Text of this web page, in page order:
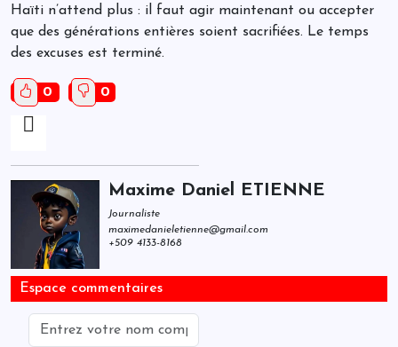
Haïti n’attend plus : il faut agir maintenant ou accepter
que des générations entières soient sacrifiées. Le temps
des excuses est terminé.
0 0
Maxime Daniel ETIENNE
Journaliste
maximedanieletienne@gmail.com
+509 4133-8168
Espace commentaires